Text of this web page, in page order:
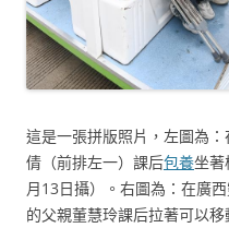
這是一張拼版照片，左圖為
倩（前排左一）課后包養坐著
月13日攝）。右圖為：在廣
的父親董慧玲課后拉著可以